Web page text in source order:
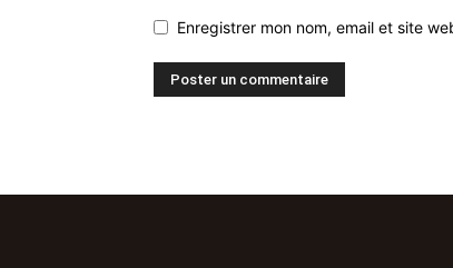
Enregistrer mon nom, email et site